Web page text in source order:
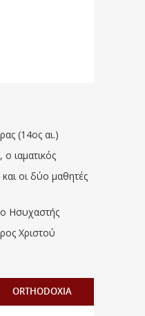
(14ος αι.)
ιαματικός
οι δύο μαθητές
ο Ησυχαστής
Χριστού
ORTHODOXIA